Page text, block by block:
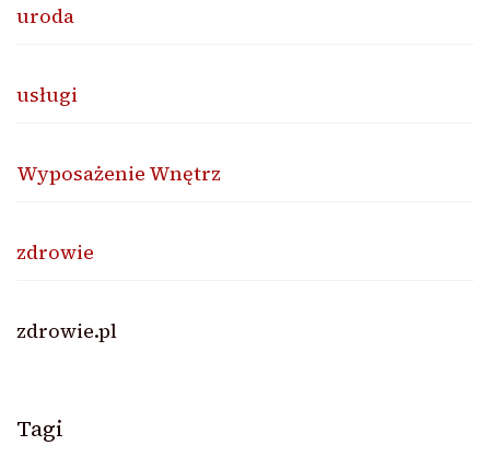
uroda
usługi
Wyposażenie Wnętrz
zdrowie
zdrowie.pl
Tagi